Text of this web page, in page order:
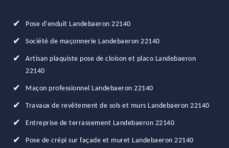
Pose d'enduit Landebaeron 22140
Société de maçonnerie Landebaeron 22140
Artisan plaquiste pose de cloison et placo Landebaeron
22140
Maçon professionnel Landebaeron 22140
Travaux de revêtement de sols et murs Landebaeron 22140
Entreprise de terrassement Landebaeron 22140
Pose de crépi sur façade et muret Landebaeron 22140